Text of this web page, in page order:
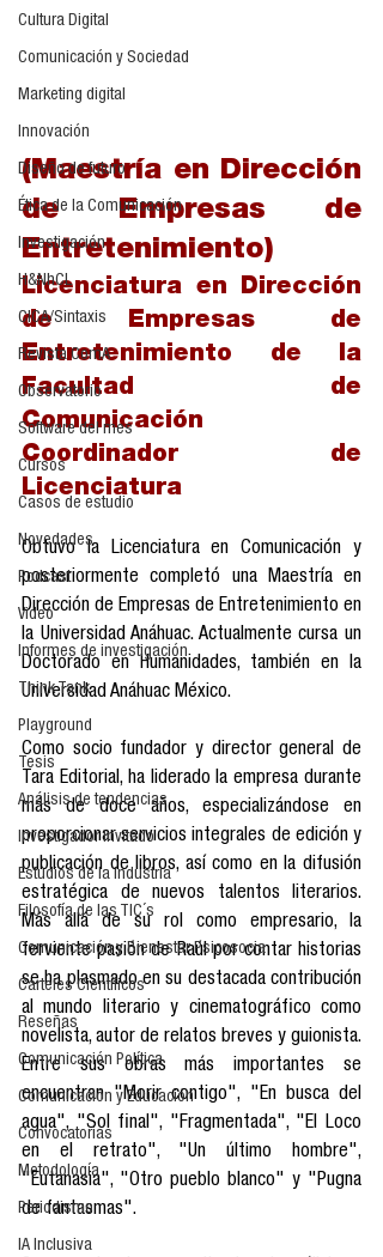
Cultura Digital
Comunicación y Sociedad
Marketing digital
Innovación
Diseño de futuro
Ética de la Comunicación
Investigación
H&NhCL
CICA/Sintaxis
Revista ComA
Observatorio
Software del mes
Cursos
Casos de estudio
Novedades
Podcast
Video
Informes de investigación
Think Tank
Playground
Tesis
Análisis de tendencias
Investigador Invitado
Estudios de la industria
Filosofía de las TIC´s
Comunicación y Bienestar Psicosocia
Carteles Científicos
Reseñas
Comunicación Política
Comunicación y Educación
Convocatorias
Metodología
Periodismo
IA Inclusiva
(Maestría en Dirección
de Empresas de
Entretenimiento)
Licenciatura en Dirección
de Empresas de
Entretenimiento de la
Facultad de
Comunicación
Coordinador de
Licenciatura
Obtuvo la Licenciatura en Comunicación y
posteriormente completó una Maestría en
Dirección de Empresas de Entretenimiento en
la Universidad Anáhuac. Actualmente cursa un
Doctorado en Humanidades, también en la
Universidad Anáhuac México.
Como socio fundador y director general de
Tara Editorial, ha liderado la empresa durante
más de doce años, especializándose en
proporcionar servicios integrales de edición y
publicación de libros, así como en la difusión
estratégica de nuevos talentos literarios.
Más allá de su rol como empresario, la
ferviente pasión de Raúl por contar historias
se ha plasmado en su destacada contribución
al mundo literario y cinematográfico como
novelista, autor de relatos breves y guionista.
Entre sus obras más importantes se
encuentran "Morir contigo", "En busca del
agua", "Sol final", "Fragmentada", "El Loco
en el retrato", "Un último hombre",
"Eutanasia", "Otro pueblo blanco" y "Pugna
de fantasmas".